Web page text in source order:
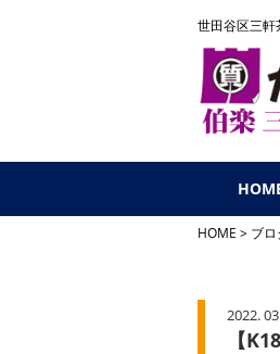
世田谷区三軒
HOME ブ
2022.
【